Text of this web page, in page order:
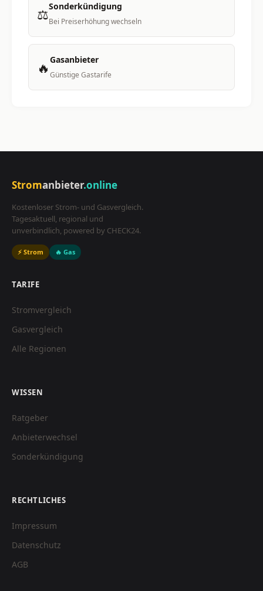
⚖️Sonderkündigung
Bei Preiserhöhung wechseln
🔥 Gasanbieter
Günstige Gastarife
Stromanbieter.online
Kostenloser Strom- und Gasvergleich.
Tagesaktuell, regional und
unverbindlich, powered by CHECK24.
⚡ Strom 🔥 Gas
TARIFE
Stromvergleich
Gasvergleich
Alle Regionen
WISSEN
Ratgeber
Anbieterwechsel
Sonderkündigung
RECHTLICHES
Impressum
Datenschutz
AGB